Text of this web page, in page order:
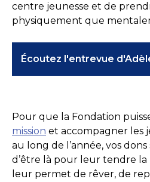
centre jeunesse et de
physiquement que
Écoutez l'entrevue
Pour que la Fondation
mission et accompagner les
au long de l’année, vos
d’être là pour leur tendre la
leur permet de rêver, de